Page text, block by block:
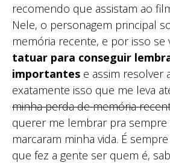
recomendo que assistam ao
Nele, o personagem principal
memória recente, e por isso se
tatuar para conseguir
importantes e assim resolver
exatamente isso que me leva
minha perda de memória
querer me lembrar pra sempre
marcaram minha vida. É
que fez a gente ser quem é,